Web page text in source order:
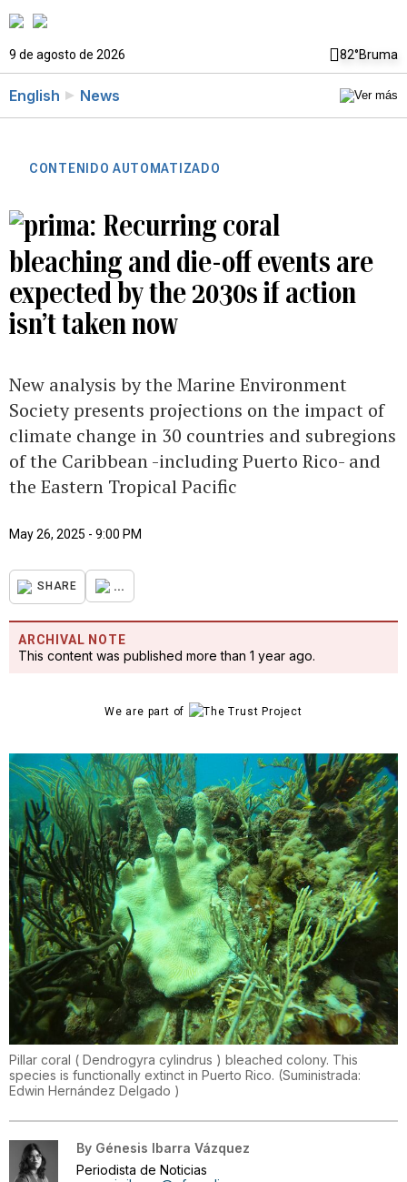
9 de agosto de 2026 82°Bruma
English News
CONTENIDO AUTOMATIZADO
Recurring coral
bleaching and die-off events are
expected by the 2030s if action
isn’t taken now
New analysis by the Marine Environment
Society presents projections on the impact of
climate change in 30 countries and subregions
of the Caribbean -including Puerto Rico- and
the Eastern Tropical Pacific
May 26, 2025 - 9:00 PM
SHARE ...
ARCHIVAL NOTE
This content was published more than 1 year ago.
We are part of
Pillar coral ( Dendrogyra cylindrus ) bleached colony. This
species is functionally extinct in Puerto Rico. (Suministrada:
Edwin Hernández Delgado )
By Génesis Ibarra Vázquez
Periodista de Noticias